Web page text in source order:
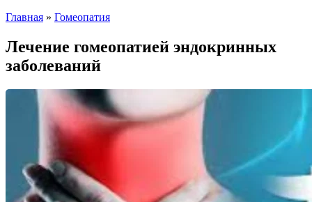
Главная » Гомеопатия
Лечение гомеопатией эндокринных
заболеваний